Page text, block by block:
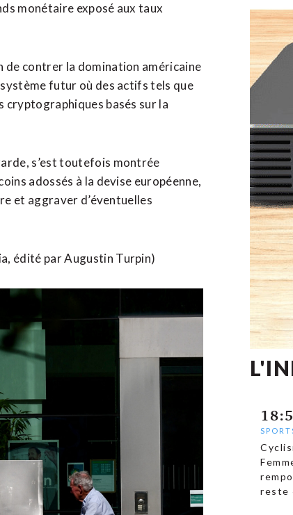
monétaire exposé aux taux
de contrer la domination américaine
futur où des actifs ​tels que
cryptographiques ​basés sur la
s’est toutefois montrée
adossés à la devise européenne,
et aggraver d’éventuelles
édité ​par Augustin Turpin)
reste